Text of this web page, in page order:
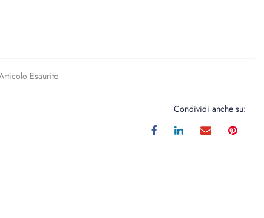
Esaurito
Condividi anche su: